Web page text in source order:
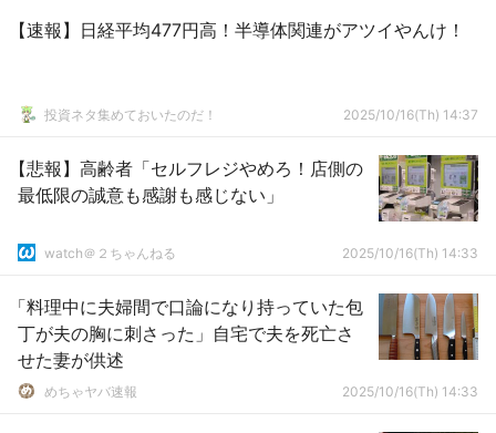
【速報】日経平均477円高！半導体関連がアツイやんけ！
投資ネタ集めておいたのだ！ 2025/10/16(Th) 14:37
【悲報】高齢者「セルフレジやめろ！店側の
最低限の誠意も感謝も感じない」
watch＠２ちゃんねる 2025/10/16(Th) 14:33
「料理中に夫婦間で口論になり持っていた包
丁が夫の胸に刺さった」自宅で夫を死亡さ
せた妻が供述
めちゃヤバ速報 2025/10/16(Th) 14:33